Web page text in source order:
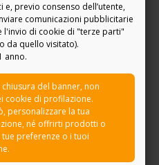
CON NOI
previo consenso dell’utente,
comunicazioni pubblicitarie
l'invio di cookie di "terze parti"
da quello visitato).
anno.
del banner, non
cookie di profilazione.
personalizzare la tua
né offrirti prodotti o
tue preferenze o i tuoi